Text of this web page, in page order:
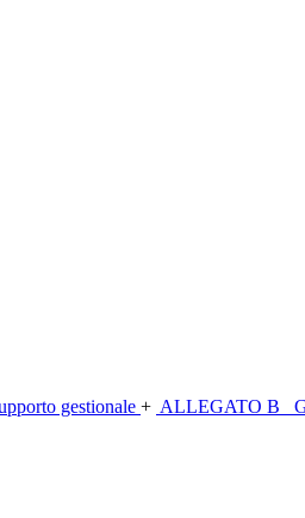
gestionale + ALLEGATO B_